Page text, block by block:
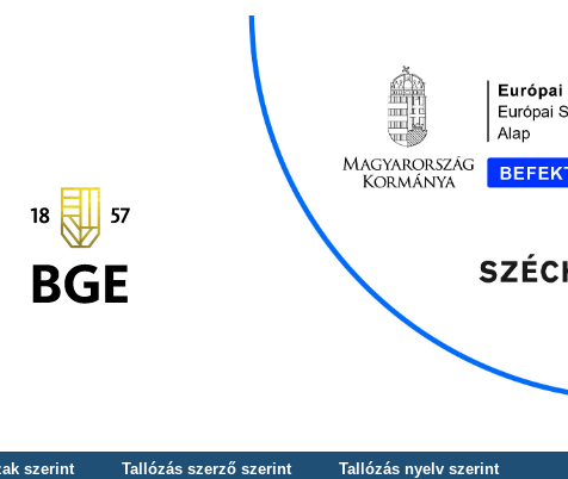
szerint Tallózás szerző szerint
Tallózás nyelv szerint